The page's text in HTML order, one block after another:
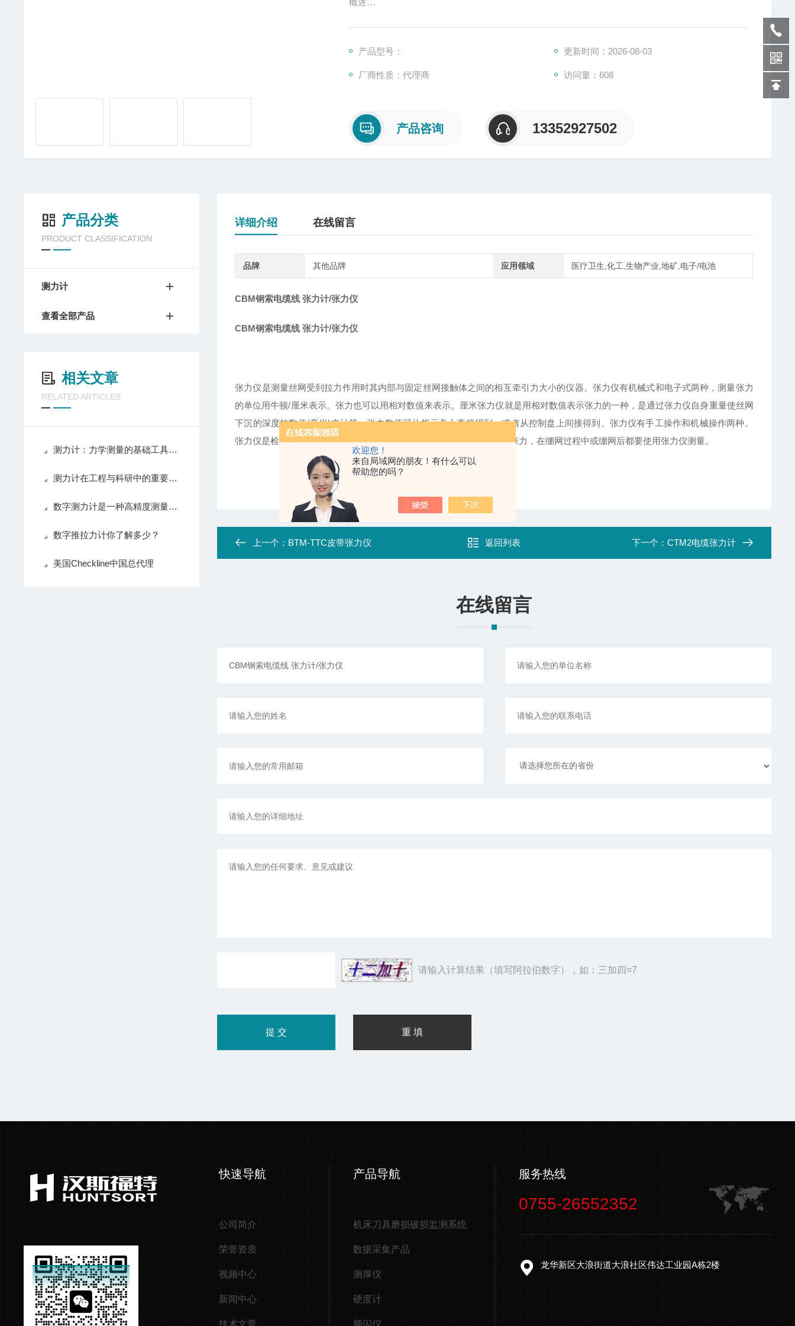
欢迎您！
来自局域网的朋友！有什么可以
帮助您的吗？
概述
就是用相对数值表示张力的一种，是通过张力仪自身重量使丝网下沉的深度的数值（毫米）来计算，
力仪是
产品型号： 更新时间：2026-08-03
厂商性质：代理商 访问量：608
产品咨询 13352927502
详细介绍 在线留言
品牌 其他品牌 应用领域 医疗卫生,化工,生物产业,地矿,电子/电池
CBM钢索电缆线 张力计/张力仪
CBM钢索电缆线 张力计/张力仪
张力仪是测量丝网受到拉力作用时其内部与固定丝网接触体之间的相互牵引力大小的仪器。张力仪有机械式和电子式两种，测量张力
的单位用牛顿/厘米表示。张力也可以用相对数值来表示。厘米张力仪就是用相对数值表示张力的一种，是通过张力仪自身重量使丝网
下沉的深度的数值(毫米)来计算，张力数值可从指示盘上直接得到，或者从控制盘上间接得到。张力仪有手工操作和机械操作两种。
张力仪是检验丝网印版质量的重要的检测仪器。为保证得到制版要求的张力，在绷网过程中或绷网后都要使用张力仪测量。
上一个： BTM-TTC皮带张力仪 返回列表 下一个： CTM2电缆张力计
在线留言
请输入计算结果（填写阿拉伯数字），如：三加四=7
产品分类
PRODUCT CLASSIFICATION
测力计
查看全部产品
相关文章
RELATED ARTICLES
测力计：力学测量的基础工具与应用指南
测力计在工程与科研中的重要作用
数字测力计是一种高精度测量仪器
数字推拉力计你了解多少？
美国Checkline中国总代理
快速导航
公司简介
荣誉资质
视频中心
新闻中心
技术文章
产品导航
机床刀具磨损破损监测系统
数据采集产品
测厚仪
硬度计
频闪仪
服务热线
0755-26552352
龙华新区大浪街道大浪社区伟达工业园A栋2楼